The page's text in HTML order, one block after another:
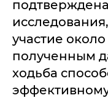
участие
полученным
ходьба